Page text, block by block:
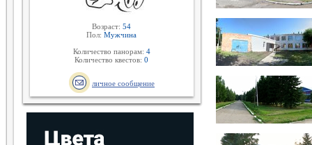
Возраст:54
Пол:Мужчина
Количество панорам: 4
Количество квестов:0
личное сообщение